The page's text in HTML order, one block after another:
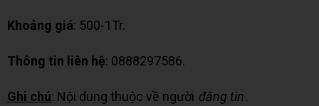
Khoảng giá: 500-1Tr.
Thông tin liên hệ: 0888297586.
Ghi chú: Nội dung thuộc về người đăng tin.